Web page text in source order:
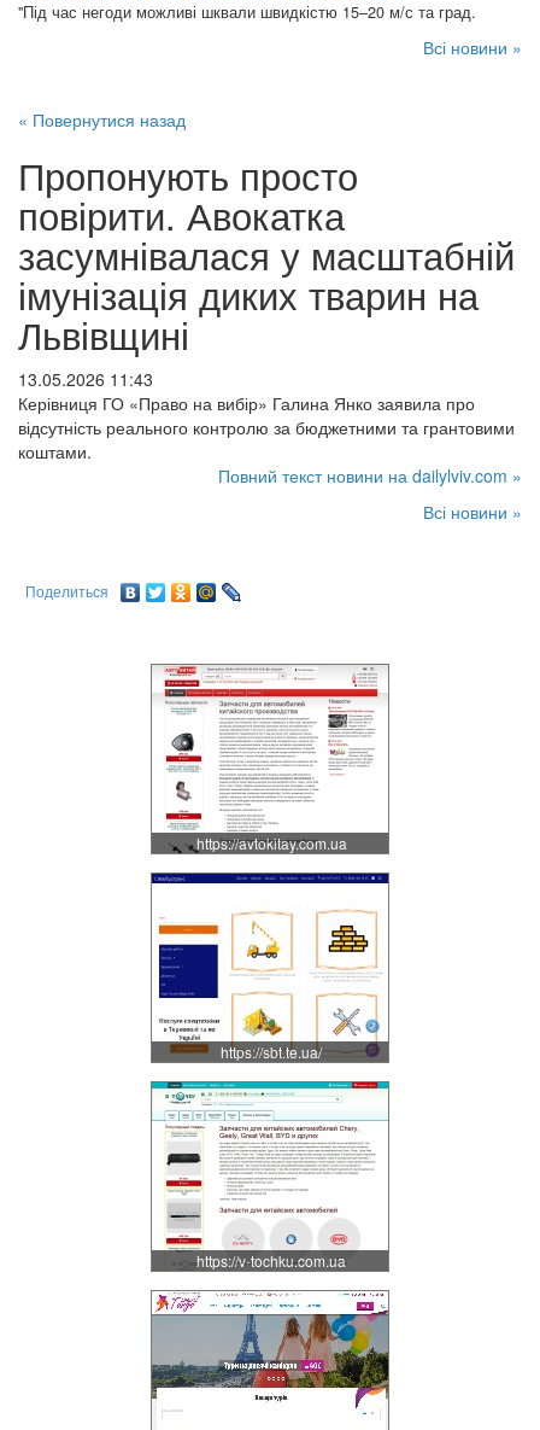
"Під час негоди можливі шквали швидкістю 15–20 м/с та град.
Всі новини »
« Повернутися назад
Пропонують просто
повірити. Авокатка
засумнівалася у масштабній
імунізація диких тварин на
Львівщині
13.05.2026 11:43
Керівниця ГО «Право на вибір» Галина Янко заявила про
відсутність реального контролю за бюджетними та грантовими
коштами.
Повний текст новини на dailylviv.com »
Всі новини »
Поделиться
https://avtokitay.com.ua
https://sbt.te.ua/
https://v-tochku.com.ua